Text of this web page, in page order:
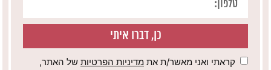
כן, דברו איתי
קראתי ואני מאשר/ת את מדיניות הפרטיות של האתר,